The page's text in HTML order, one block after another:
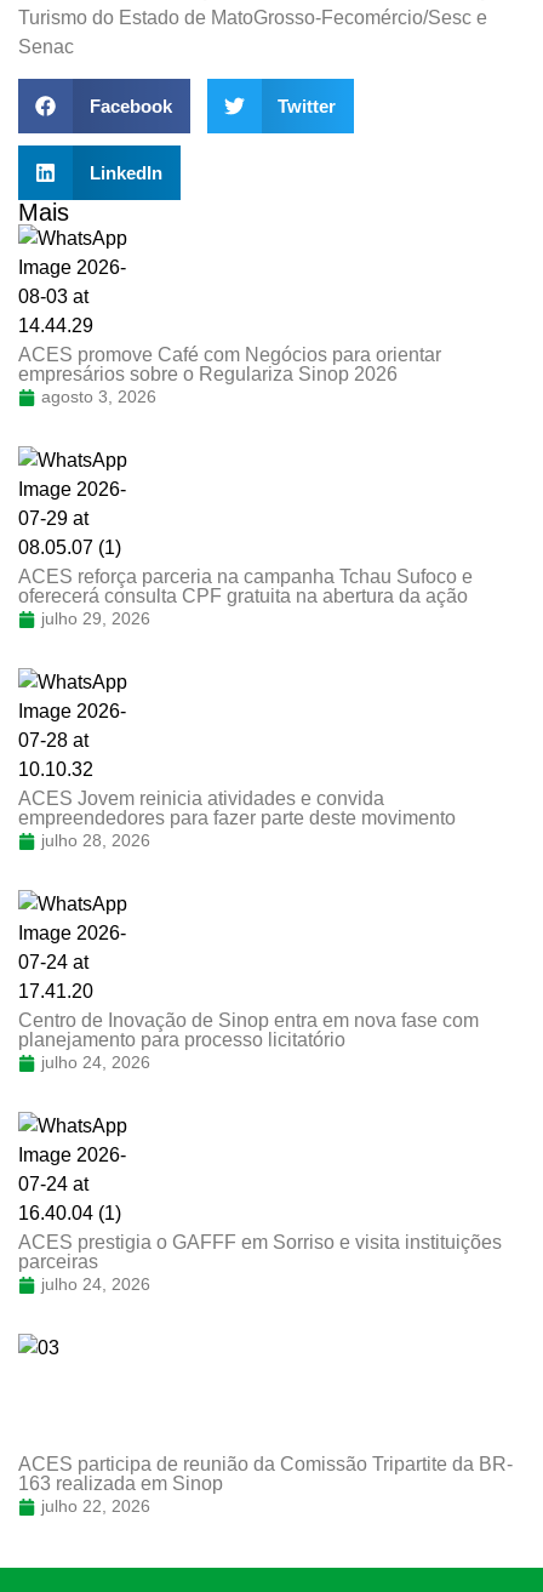
Turismo do Estado de MatoGrosso-Fecomércio/Sesc e
Senac
Facebook Twitter
LinkedIn
Mais
ACES promove Café com Negócios para orientar
empresários sobre o Regulariza Sinop 2026
agosto 3, 2026
ACES reforça parceria na campanha Tchau Sufoco e
oferecerá consulta CPF gratuita na abertura da ação
julho 29, 2026
ACES Jovem reinicia atividades e convida
empreendedores para fazer parte deste movimento
julho 28, 2026
Centro de Inovação de Sinop entra em nova fase com
planejamento para processo licitatório
julho 24, 2026
ACES prestigia o GAFFF em Sorriso e visita instituições
parceiras
julho 24, 2026
ACES participa de reunião da Comissão Tripartite da BR-
163 realizada em Sinop
julho 22, 2026